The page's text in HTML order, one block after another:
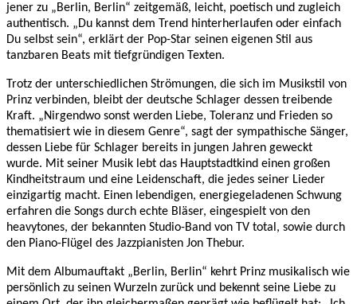
jener zu „Berlin, Berlin“ zeitgemäß, leicht, poetisch und zugleich
authentisch. „Du kannst dem Trend hinterherlaufen oder einfach
Du selbst sein“, erklärt der Pop-Star seinen eigenen Stil aus
tanzbaren Beats mit tiefgründigen Texten.
Trotz der unterschiedlichen Strömungen, die sich im Musikstil von
Prinz verbinden, bleibt der deutsche Schlager dessen treibende
Kraft. „Nirgendwo sonst werden Liebe, Toleranz und Frieden so
thematisiert wie in diesem Genre“, sagt der sympathische Sänger,
dessen Liebe für Schlager bereits in jungen Jahren geweckt
wurde. Mit seiner Musik lebt das Hauptstadtkind einen großen
Kindheitstraum und eine Leidenschaft, die jedes seiner Lieder
einzigartig macht. Einen lebendigen, energiegeladenen Schwung
erfahren die Songs durch echte Bläser, eingespielt von den
heavytones, der bekannten Studio-Band von TV total, sowie durch
den Piano-Flügel des Jazzpianisten Jon Thebur.
Mit dem Albumauftakt „Berlin, Berlin“ kehrt Prinz musikalisch wie
persönlich zu seinen Wurzeln zurück und bekennt seine Liebe zu